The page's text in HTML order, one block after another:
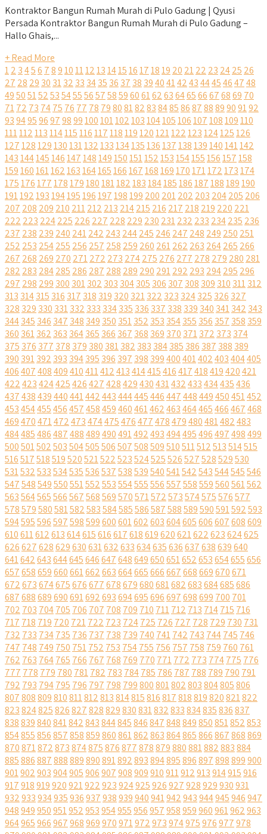
Kontraktor Bangun Rumah Murah di Pulo Gadung | Qyusi
Persada Kontraktor Bangun Rumah Murah di Pulo Gadung –
Hallo Ghais,...
+ Read More
12 3456 78910111213141516171819 20 2122 23 2425 26
27 28 29 30 3132 33 3435 36 37 38 39404142434445464748
495051525354555657585960616263646566676869 70
7172 73 7475 76 77 78 7980818283848586878889909192
93949596979899100101102103104105106107108109110
111112113114115116117118119120121122123124125126
127128129130131132133134135136137138139140141142
143144145146147148149150151152153154155156157158
159160161162163164165166167168169170171172173174
175176177178179180181182183184185186187188189190
191192193194195196197198199 200 201202 203 204205 206
207 208 209 210 211212 213 214215 216 217 218 219 220 221
222 223 224225 226 227 228 229 230 231232 233 234235 236
237 238 239 240 241242 243 244245 246 247 248 249 250 251
252 253 254255 256 257 258 259 260 261262 263 264265 266
267 268 269 270 271272 273 274275 276 277 278 279 280 281
282 283 284285 286 287 288 289 290 291292 293 294295 296
297 298 299 300 301302 303 304305 306 307 308 309 310 311312
313 314315 316 317 318 319 320 321322 323 324325 326 327
328 329 330 331332 333 334335 336 337 338 339 340 341342 343
344345 346 347 348 349 350 351352 353 354355 356 357 358 359
360 361362 363 364365 366 367 368 369 370 371372 373 374
375 376 377 378 379 380 381382 383 384385 386 387 388 389
390 391392 393 394395 396 397 398 399400401402403404405
406407408409410411412413414415416417418419420421
422423424425426427428429430431432433434435436
437438439440441442443444445446447448449450451452
453454455456457458459460461462463464465466467468
469470471472473474475476477478479480481482483
484485486487488489490491492493494495496497498499
500501502503504505506507508509510511512513514515
516517518519520521522523524525526527528529530
531532533534535536537538539540541542543544545546
547548549550551552553554555556557558559560561562
563564565566567568569570571572573574575576577
578579580581582583584585586587588589590591592593
594595596597598599600601602603604605606607608609
610611612613614615616617618619620621622623624625
626627628629630631632633634635636637638639640
641642643644645646647648649650651652653654655656
657658659660661662663664665666667668669670671
672673674675676677678679680681682683684685686
687688689690691692693694695696697698699 700 701
702 703 704705 706 707 708 709 710 711712 713 714715 716
717 718 719 720 721722 723 724725 726 727 728 729 730 731
732 733 734735 736 737 738 739 740 741742 743 744745 746
747 748 749 750 751752 753 754755 756 757 758 759 760 761
762 763 764765 766 767 768 769 770 771772 773 774775 776
777 778 779 780 781782 783 784785 786 787 788 789 790 791
792 793 794795 796 797 798 799800801802803804805806
807808809810811812813814815816817818819820821822
823824825826827828829830831832833834835836837
838839840841842843844845846847848849850851852853
854855856857858859860861862863864865866867868869
870871872873874875876877878879880881882883884
885886887888889890891892893894895896897898899900
901902903904905906907908909910911912913914915916
917918919920921922923924925926927928929930931
932933934935936937938939940941942943944945946947
948949950951952953954955956957958959960961962963
964965966967968969970971972973974975976977978